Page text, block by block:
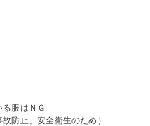
服はＮＧ
防止、安全衛生のため）